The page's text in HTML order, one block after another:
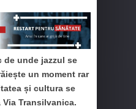
de unde jazzul se
un moment rar
și cultura se
Via Transilvanica.